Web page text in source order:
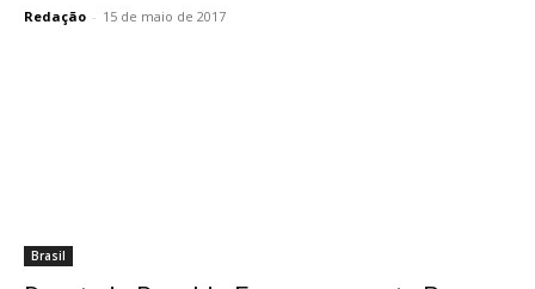
Redação - 15 de maio de 2017
Brasil